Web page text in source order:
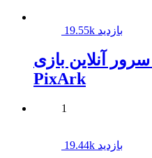
19.55k بازدید
آنلاین بازی
PixArk
1
19.44k بازدید